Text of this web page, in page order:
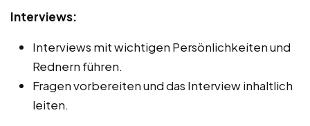
Interviews:
Interviews mit wichtigen Persönlichkeiten und
Rednern führen.
Fragen vorbereiten und das Interview inhaltlich
leiten.